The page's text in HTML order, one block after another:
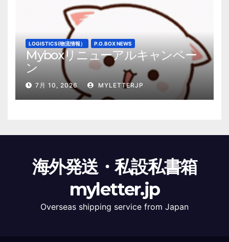
LOGISTICS(物流情報） P.O.BOX NEWS
Myboxリニューアルキャンペー
ン
7月 10, 2026 MYLETTERJP
海外発送・私設私書箱
myletter.jp
Overseas shipping service from Japan